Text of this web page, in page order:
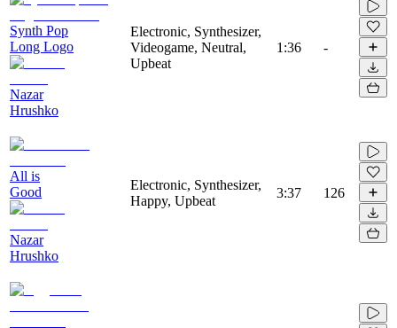
Synth Pop
Long Logo
Nazar
Hrushko
Electronic, Synthesizer,
Videogame, Neutral,
Upbeat
1:36 -
All is
Good
Nazar
Hrushko
Electronic, Synthesizer,
Happy, Upbeat
3:37 126